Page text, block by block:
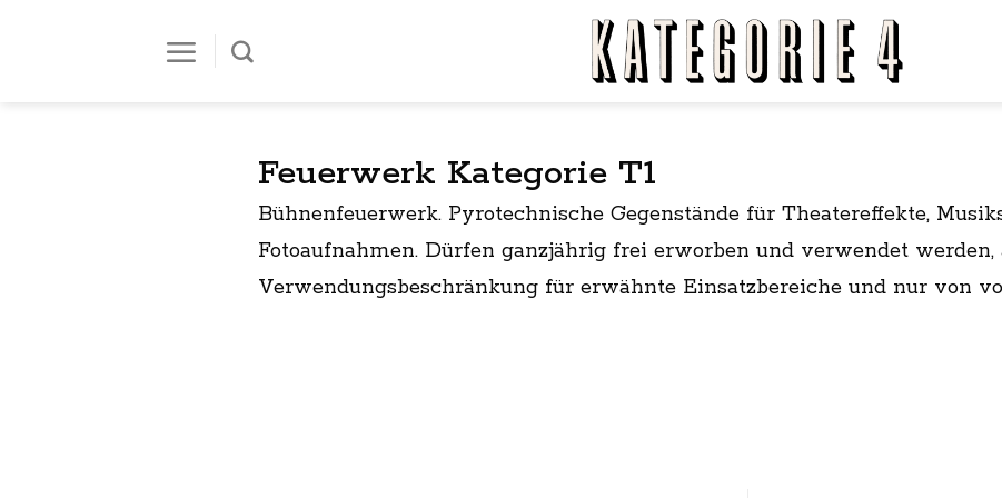
Feuerwerk Kategorie T1
Bühnenfeuerwerk. Pyrotechnische Gegenstände für Theatereffekte,
Fotoaufnahmen. Dürfen ganzjährig frei erworben und verwendet
Verwendungsbeschränkung für erwähnte Einsatzbereiche und nur von